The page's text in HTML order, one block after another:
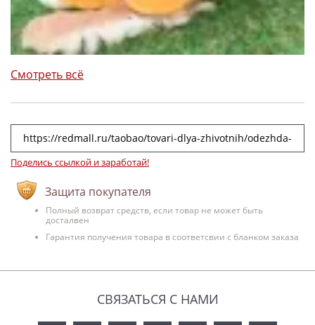
Смотреть всё
Поделись ссылкой и заработай!
Защита покупателя
Полный возврат средств, если товар не может быть
досталвен
Гарантия получения товара в соответсвии с бланком заказа
СВЯЗАТЬСЯ С НАМИ